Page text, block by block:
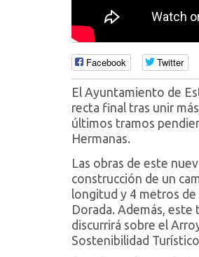
Facebook Twitter
El Ayuntamiento de
recta final tras unir
últimos tramos
Hermanas.
Las obras de este
construcción de un
longitud y 4 metros de
Dorada. Además,
discurrirá sobre el
Sostenibilidad